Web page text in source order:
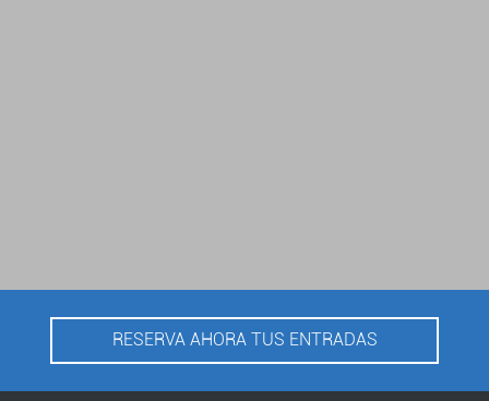
RESERVA AHORA TUS ENTRADAS